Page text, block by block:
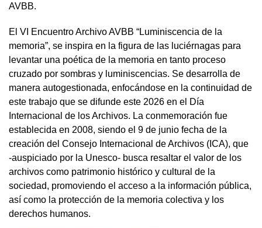
AVBB.
El VI Encuentro Archivo AVBB “Luminiscencia de la
memoria”, se inspira en la figura de las luciérnagas para
levantar una poética de la memoria en tanto proceso
cruzado por sombras y luminiscencias. Se desarrolla de
manera autogestionada, enfocándose en la continuidad de
este trabajo que se difunde este 2026 en el Día
Internacional de los Archivos. La conmemoración fue
establecida en 2008, siendo el 9 de junio fecha de la
creación del Consejo Internacional de Archivos (ICA), que
-auspiciado por la Unesco- busca resaltar el valor de los
archivos como patrimonio histórico y cultural de la
sociedad, promoviendo el acceso a la información pública,
así como la protección de la memoria colectiva y los
derechos humanos.